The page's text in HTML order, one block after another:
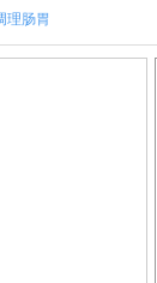
理肠胃